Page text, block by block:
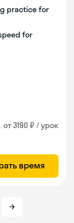
practice for
for
от 3190 ₽ / урок
время